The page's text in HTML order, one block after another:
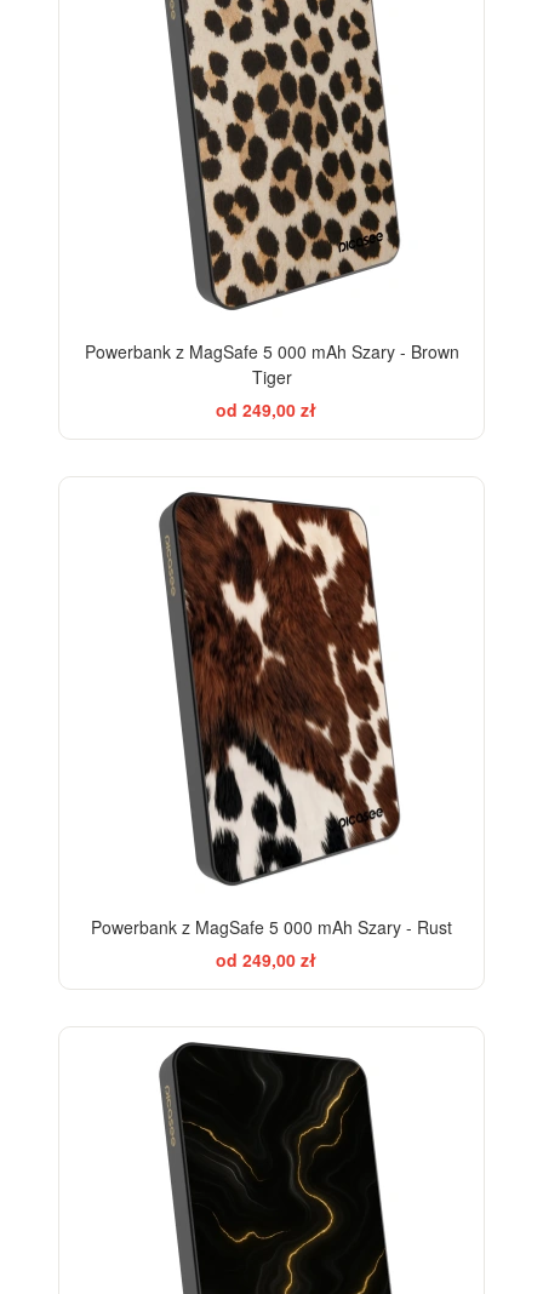
Powerbank z MagSafe 5 000 mAh Szary - Brown
Tiger
od 249,00 zł
Powerbank z MagSafe 5 000 mAh Szary - Rust
od 249,00 zł